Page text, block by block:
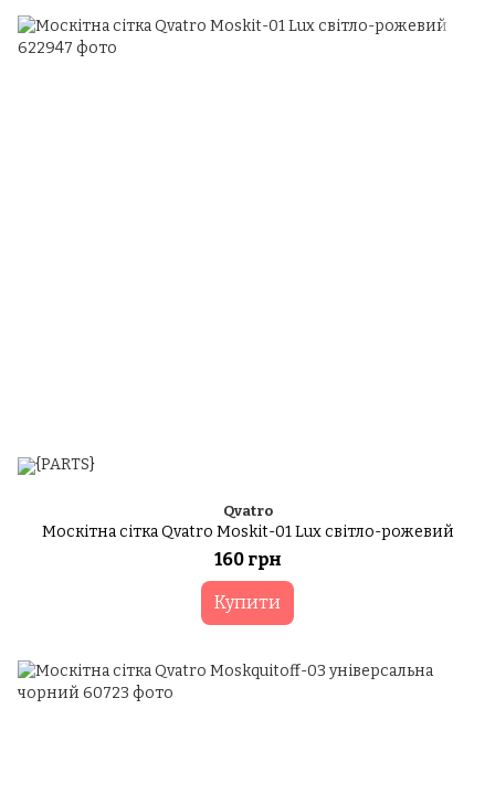
Qvatro
Москітна сітка Qvatro Moskit-01 Lux світло-рожевий
160 грн
Купити